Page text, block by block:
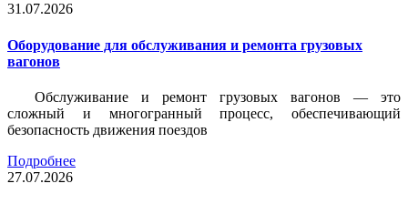
31.07.2026
Оборудование для обслуживания и ремонта грузовых
вагонов
Обслуживание и ремонт грузовых вагонов — это
сложный и многогранный процесс, обеспечивающий
безопасность движения поездов
Подробнее
27.07.2026